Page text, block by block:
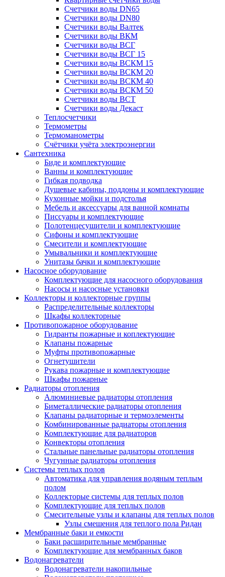
Счетчики воды DN65
Счетчики воды DN80
Счетчики воды Валтек
Счетчики воды ВКМ
Счетчики воды ВСГ
Счетчики воды ВСГ 15
Счетчики воды ВСКМ 15
Счетчики воды ВСКМ 20
Счетчики воды ВСКМ 40
Счетчики воды ВСКМ 50
Счетчики воды ВСТ
Счетчики воды Декаст
Теплосчетчики
Термометры
Термоманометры
Счётчики учёта электроэнергии
Сантехника
Биде и комплектующие
Ванны и комплектующие
Гибкая подводка
Душевые кабины, поддоны и комплектующие
Кухонные мойки и подстолья
Мебель и аксессуары для ванной комнаты
Писсуары и комплектующие
Полотенцесушители и комплектующие
Сифоны и комплектующие
Смесители и комплектующие
Умывальники и комплектующие
Унитазы бачки и комплектующие
Насосное оборудование
Комплектующие для насосного оборудования
Насосы и насосные установки
Коллекторы и коллекторные группы
Распределительные коллекторы
Шкафы коллекторные
Противопожарное оборудование
Гидранты пожарные и коплектующие
Клапаны пожарные
Муфты противопожарные
Огнетушители
Рукава пожарные и комплектующие
Шкафы пожарные
Радиаторы отопления
Алюминиевые радиаторы отопления
Биметаллические радиаторы отопления
Клапаны радиаторные и термоэлементы
Комбинированные радиаторы отопления
Комплектующие для радиаторов
Конвекторы отопления
Стальные панельные радиаторы отопления
Чугунные радиаторы отопления
Системы теплых полов
Автоматика для управления водяным теплым
полом
Коллекторые системы для теплых полов
Комплектующие для теплых полов
Смесительные узлы и клапаны для теплых полов
Узлы смешения для теплого пола Ридан
Мембранные баки и емкости
Баки расширительные мембранные
Комплектующие для мембранных баков
Водонагреватели
Водонагреватели накопильные